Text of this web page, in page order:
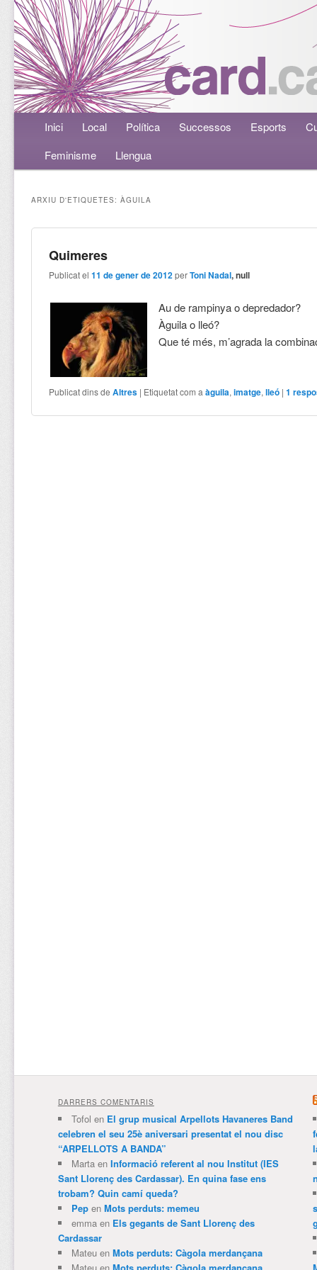
Menú principalAneu al contingut principal
Aneu al contingut secundari
Inici Local Política Successos Esports
Feminisme
Llengua
ARXIU D'ETIQUETES:ÀGUILA
Quimeres
Publicat el11 de gener de 2012 perToni Nadal, null
Au de rampinya o depredador?
Àguila o lleó?
Que té més, m’agrada la
Publicat dins de Altres | Etiquetat com a àguila,imatge,lleó |1
DARRERS COMENTARIS
Tofol en El grup musical Arpellots Havaneres Band
celebren el seu 25è aniversari presentat el nou disc
“ARPELLOTS A BANDA”
Martaen Informació referent al nou Institut (IES
Sant Llorenç des Cardassar). En quina fase ens
trobam? Quin camí queda?
Pepen Mots perduts: memeu
emmaen Els gegants de Sant Llorenç des
Cardassar
Mateuen Mots perduts: Càgola merdançana